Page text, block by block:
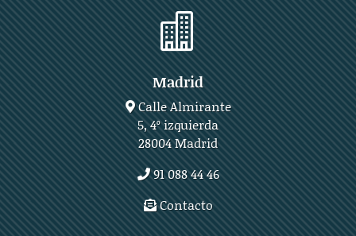

Madrid
Calle Almirante
5, 4º izquierda
28004 Madrid
91 088 44 46
Contacto